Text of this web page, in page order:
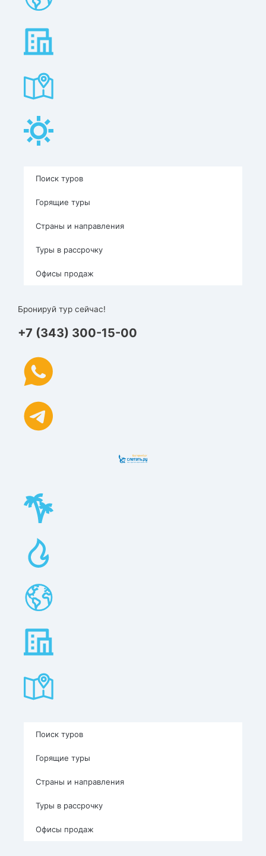
Поиск туров
Горящие туры
Страны и направления
Туры в рассрочку
Офисы продаж
Бронируй тур сейчас!
+7 (343) 300-15-00
Поиск туров
Горящие туры
Страны и направления
Туры в рассрочку
Офисы продаж